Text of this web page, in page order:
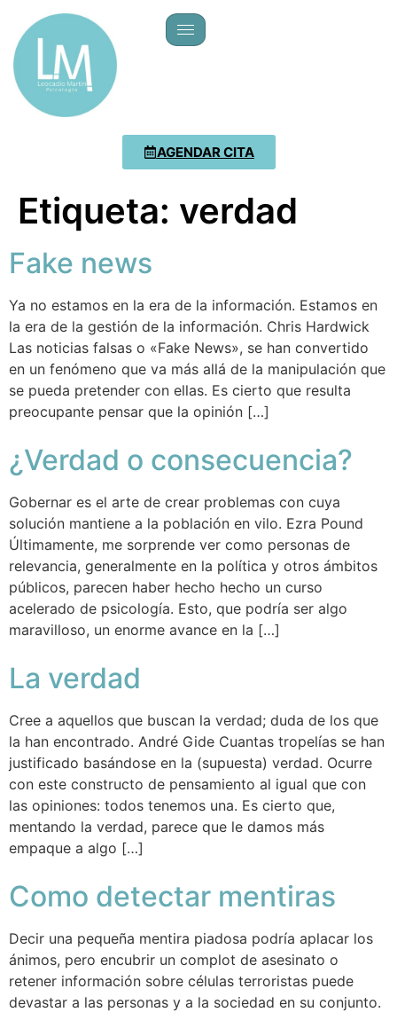
AGENDAR CITA
Etiqueta: verdad
Fake news
Ya no estamos en la era de la información. Estamos en
la era de la gestión de la información. Chris Hardwick
Las noticias falsas o «Fake News», se han convertido
en un fenómeno que va más allá de la manipulación que
se pueda pretender con ellas. Es cierto que resulta
preocupante pensar que la opinión […]
¿Verdad o consecuencia?
Gobernar es el arte de crear problemas con cuya
solución mantiene a la población en vilo. Ezra Pound ​
Últimamente, me sorprende ver como personas de
relevancia, generalmente en la política y otros ámbitos
públicos, parecen haber hecho hecho un curso
acelerado de psicología. Esto, que podría ser algo
maravilloso, un enorme avance en la […]
La verdad
Cree a aquellos que buscan la verdad; duda de los que
la han encontrado. André Gide Cuantas tropelías se han
justificado basándose en la (supuesta) verdad. Ocurre
con este constructo de pensamiento al igual que con
las opiniones: todos tenemos una. Es cierto que,
mentando la verdad, parece que le damos más
empaque a algo […]
Como detectar mentiras
Decir una pequeña mentira piadosa podría aplacar los
ánimos, pero encubrir un complot de asesinato o
retener información sobre células terroristas puede
devastar a las personas y a la sociedad en su conjunto.